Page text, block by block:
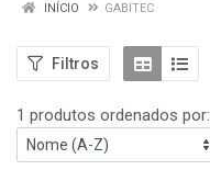
INÍCIO GABITEC
Filtros
1 produtos ordenados por: